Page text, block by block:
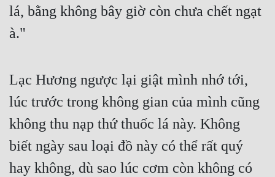
lá, bằng không bây giờ còn chưa chết ngạt
à."
Lạc Hương ngược lại giật mình nhớ tới,
lúc trước trong không gian của mình cũng
không thu nạp thứ thuốc lá này. Không
biết ngày sau loại đồ này có thể rất quý
hay không, dù sao lúc cơm còn không có